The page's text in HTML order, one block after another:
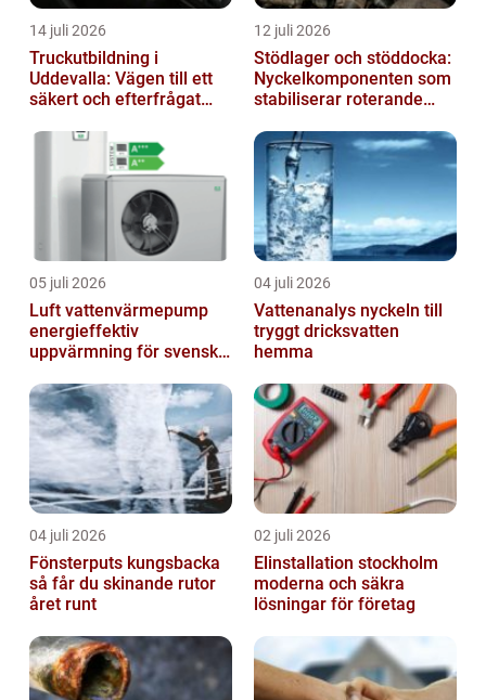
14 juli 2026
Truckutbildning i
Uddevalla: Vägen till ett
säkert och efterfrågat
12 juli 2026
Stödlager och stöddocka:
Nyckelkomponenten som
stabiliserar roterande
05 juli 2026
Luft vattenvärmepump
energieffektiv
uppvärmning för svenska
04 juli 2026
Vattenanalys nyckeln till
tryggt dricksvatten
hemma
04 juli 2026
Fönsterputs kungsbacka
så får du skinande rutor
året runt
02 juli 2026
Elinstallation stockholm
moderna och säkra
lösningar för företag